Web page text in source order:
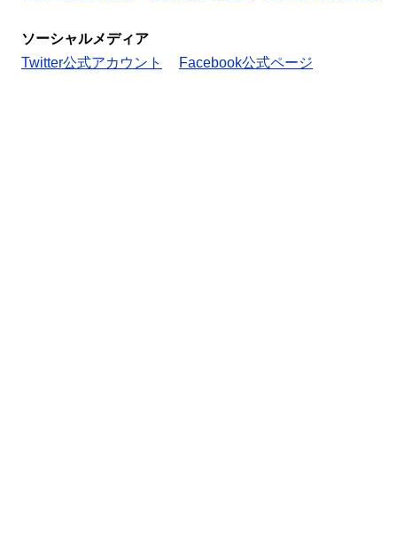
ソーシャルメディア
Twitter公式アカウント
Facebook公式ページ